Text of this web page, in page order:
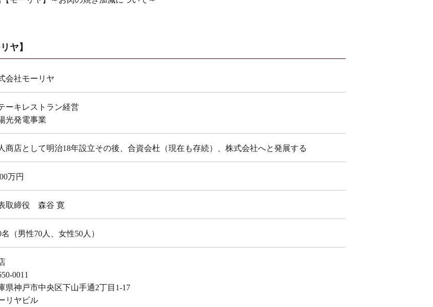
ヤ】
会社モーリヤ
ーキレストラン経営
光発電事業
商店として明治18年設立その後、合資会杜（現在も存続）、株式会社へと発展する
万円
取締役 森谷 寛
名（男性70人、女性50人）
0011
県神戸市中央区下山手通2丁目1-17
リヤビル